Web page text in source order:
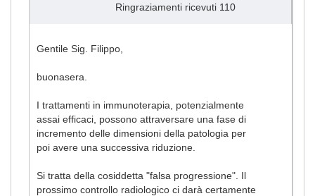
Ringraziamenti ricevuti 110
Gentile Sig. Filippo,
buonasera.
I trattamenti in immunoterapia, potenzialmente
assai efficaci, possono attraversare una fase di
incremento delle dimensioni della patologia per
poi avere una successiva riduzione.
Si tratta della cosiddetta "falsa progressione". Il
prossimo controllo radiologico ci darà certamente